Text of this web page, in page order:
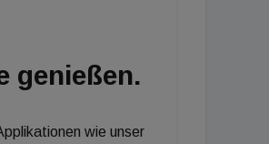
genießen.
wie unser